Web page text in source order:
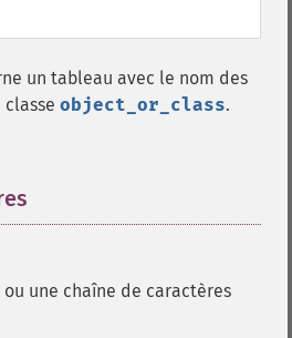
un tableau avec le nom des
object_or_class.
une chaîne de caractères